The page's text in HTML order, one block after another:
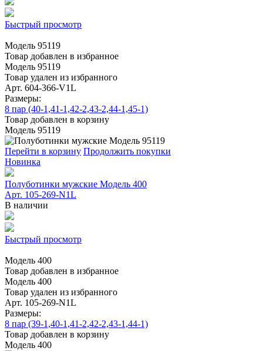
Быстрый просмотр
Модель 95119
Товар добавлен в избранное
Модель 95119
Товар удален из избранного
Арт. 604-366-V1L
Размеры:
8 пар (40-1,41-1,42-2,43-2,44-1,45-1)
Товар добавлен в корзину
Модель 95119
Перейти в корзину Продолжить покупки
Новинка
Полуботинки мужские Модель 400
Арт. 105-269-N1L
В наличии
Быстрый просмотр
Модель 400
Товар добавлен в избранное
Модель 400
Товар удален из избранного
Арт. 105-269-N1L
Размеры:
8 пар (39-1,40-1,41-2,42-2,43-1,44-1)
Товар добавлен в корзину
Модель 400